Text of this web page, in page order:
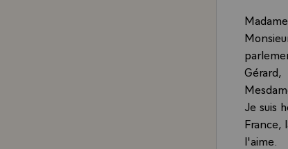
Gérard,
Je suis
France,
l'aime.